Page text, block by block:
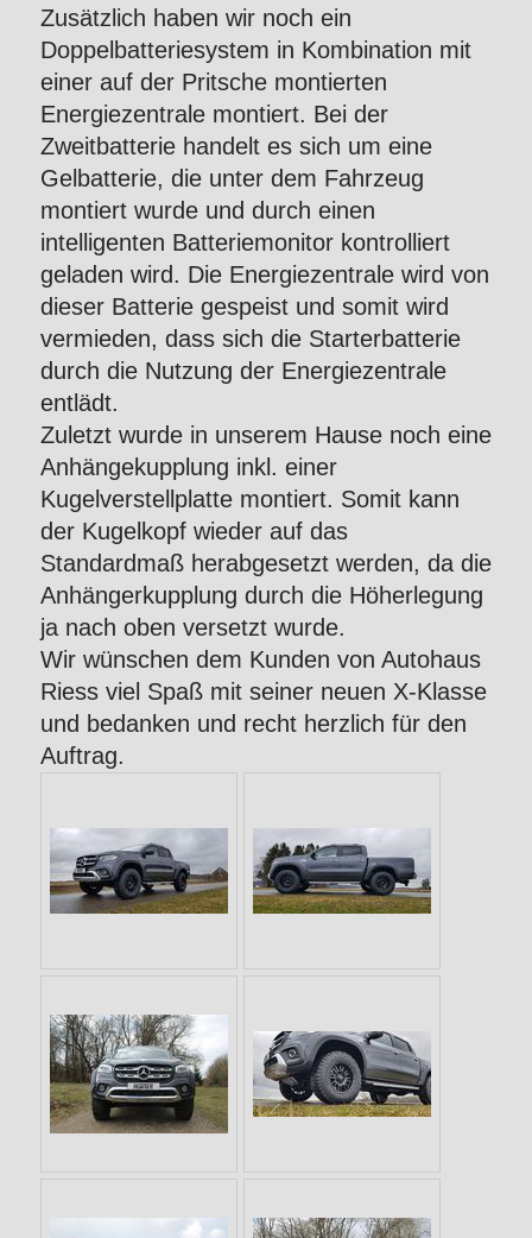
Zusätzlich haben wir noch ein
Doppelbatteriesystem in Kombination mit
einer auf der Pritsche montierten
Energiezentrale montiert. Bei der
Zweitbatterie handelt es sich um eine
Gelbatterie, die unter dem Fahrzeug
montiert wurde und durch einen
intelligenten Batteriemonitor kontrolliert
geladen wird. Die Energiezentrale wird von
dieser Batterie gespeist und somit wird
vermieden, dass sich die Starterbatterie
durch die Nutzung der Energiezentrale
entlädt.
Zuletzt wurde in unserem Hause noch eine
Anhängekupplung inkl. einer
Kugelverstellplatte montiert. Somit kann
der Kugelkopf wieder auf das
Standardmaß herabgesetzt werden, da die
Anhängerkupplung durch die Höherlegung
ja nach oben versetzt wurde.
Wir wünschen dem Kunden von Autohaus
Riess viel Spaß mit seiner neuen X-Klasse
und bedanken und recht herzlich für den
Auftrag.